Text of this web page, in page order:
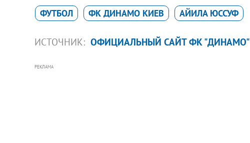
ФУТБОЛ ФК ДИНАМО КИЕВ АЙИЛА ЮССУФ
ИСТОЧНИК: ОФИЦИАЛЬНЫЙ САЙТ ФК "ДИНАМО"
РЕКЛАМА